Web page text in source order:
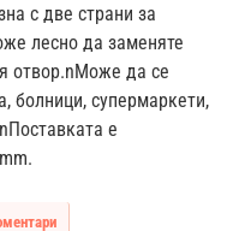
с две страни за
лесно да заменяте
отвор.nМоже да се
болници, супермаркети,
е